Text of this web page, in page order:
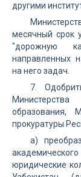
другими
месячный срок
"дорожную
направленных
на него задач.
7.
образования,
прокуратуры
а)
юридические